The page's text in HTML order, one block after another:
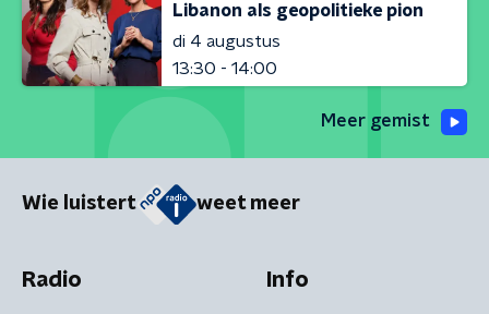
Libanon als geopolitieke pion
di 4 augustus
13:30 - 14:00
Meer gemist
Wie luistert weet meer
Radio Info